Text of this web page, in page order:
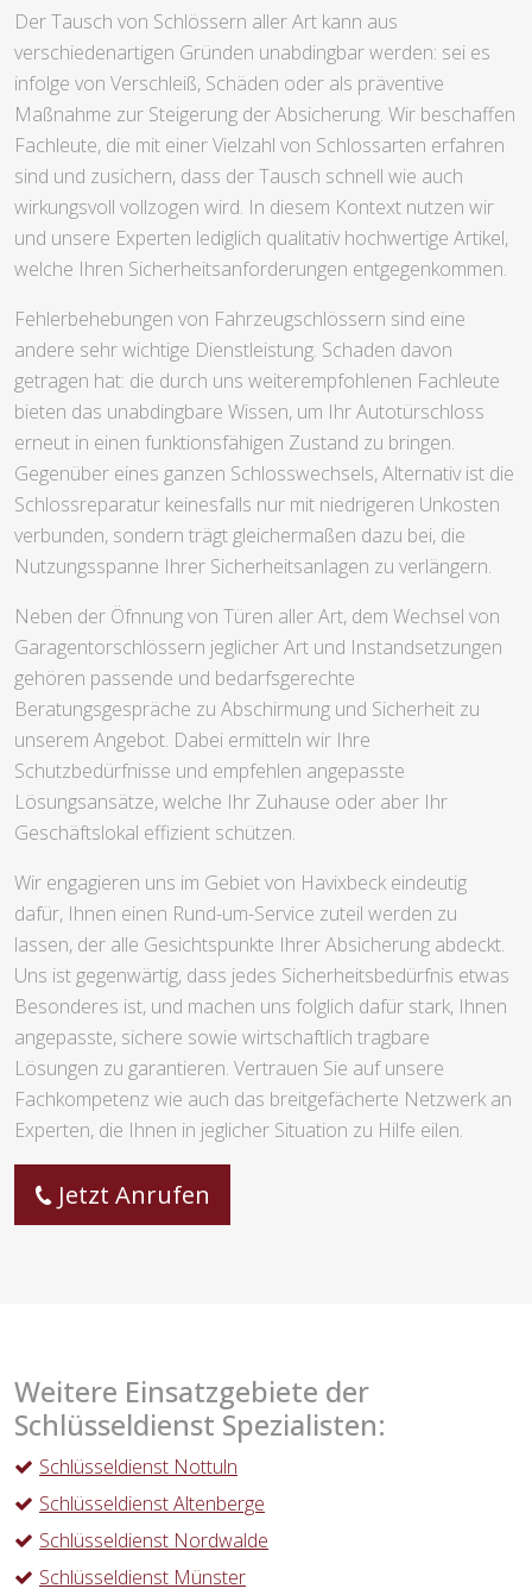
Der Tausch von Schlössern aller Art kann aus
verschiedenartigen Gründen unabdingbar werden: sei es
infolge von Verschleiß, Schäden oder als präventive
Maßnahme zur Steigerung der Absicherung. Wir beschaffen
Fachleute, die mit einer Vielzahl von Schlossarten erfahren
sind und zusichern, dass der Tausch schnell wie auch
wirkungsvoll vollzogen wird. In diesem Kontext nutzen wir
und unsere Experten lediglich qualitativ hochwertige Artikel,
welche Ihren Sicherheitsanforderungen entgegenkommen.
Fehlerbehebungen von Fahrzeugschlössern sind eine
andere sehr wichtige Dienstleistung. Schaden davon
getragen hat: die durch uns weiterempfohlenen Fachleute
bieten das unabdingbare Wissen, um Ihr Autotürschloss
erneut in einen funktionsfähigen Zustand zu bringen.
Gegenüber eines ganzen Schlosswechsels, Alternativ ist die
Schlossreparatur keinesfalls nur mit niedrigeren Unkosten
verbunden, sondern trägt gleichermaßen dazu bei, die
Nutzungsspanne Ihrer Sicherheitsanlagen zu verlängern.
Neben der Öfnnung von Türen aller Art, dem Wechsel von
Garagentorschlössern jeglicher Art und Instandsetzungen
gehören passende und bedarfsgerechte
Beratungsgespräche zu Abschirmung und Sicherheit zu
unserem Angebot. Dabei ermitteln wir Ihre
Schutzbedürfnisse und empfehlen angepasste
Lösungsansätze, welche Ihr Zuhause oder aber Ihr
Geschäftslokal effizient schützen.
Wir engagieren uns im Gebiet von Havixbeck eindeutig
dafür, Ihnen einen Rund-um-Service zuteil werden zu
lassen, der alle Gesichtspunkte Ihrer Absicherung abdeckt.
Uns ist gegenwärtig, dass jedes Sicherheitsbedürfnis etwas
Besonderes ist, und machen uns folglich dafür stark, Ihnen
angepasste, sichere sowie wirtschaftlich tragbare
Lösungen zu garantieren. Vertrauen Sie auf unsere
Fachkompetenz wie auch das breitgefächerte Netzwerk an
Experten, die Ihnen in jeglicher Situation zu Hilfe eilen.
Jetzt Anrufen
Weitere Einsatzgebiete der
Schlüsseldienst Spezialisten:
Schlüsseldienst Nottuln
Schlüsseldienst Altenberge
Schlüsseldienst Nordwalde
Schlüsseldienst Münster